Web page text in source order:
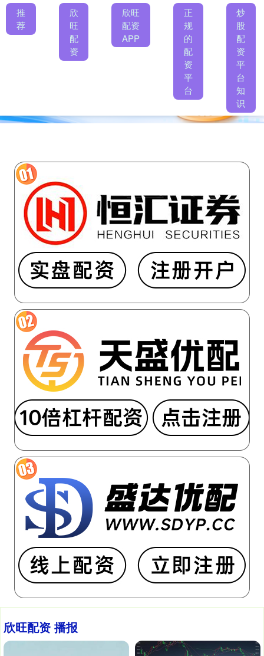
欣旺配资 播报
推
荐
欣
旺
配
资
欣旺
配资
APP
正
规
的
配
资
平
台
炒
股
配
资
平
台
知
识